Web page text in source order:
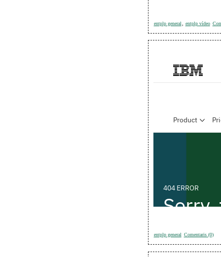
entplp general entplp vídeo
entplp general Comentaris (0)